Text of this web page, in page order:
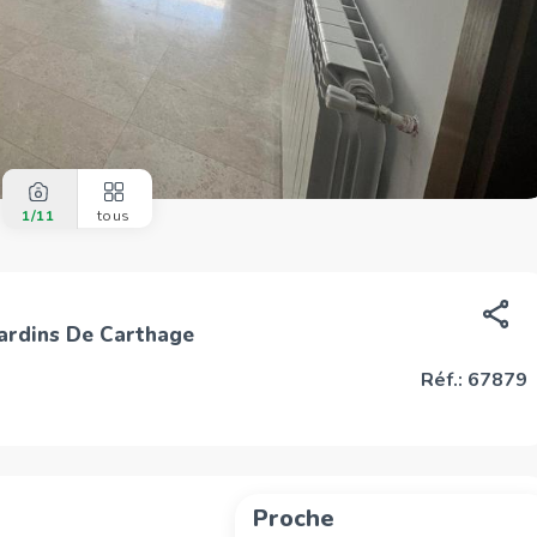
1/11 tous
De Carthage
Réf.: 67879
Proche